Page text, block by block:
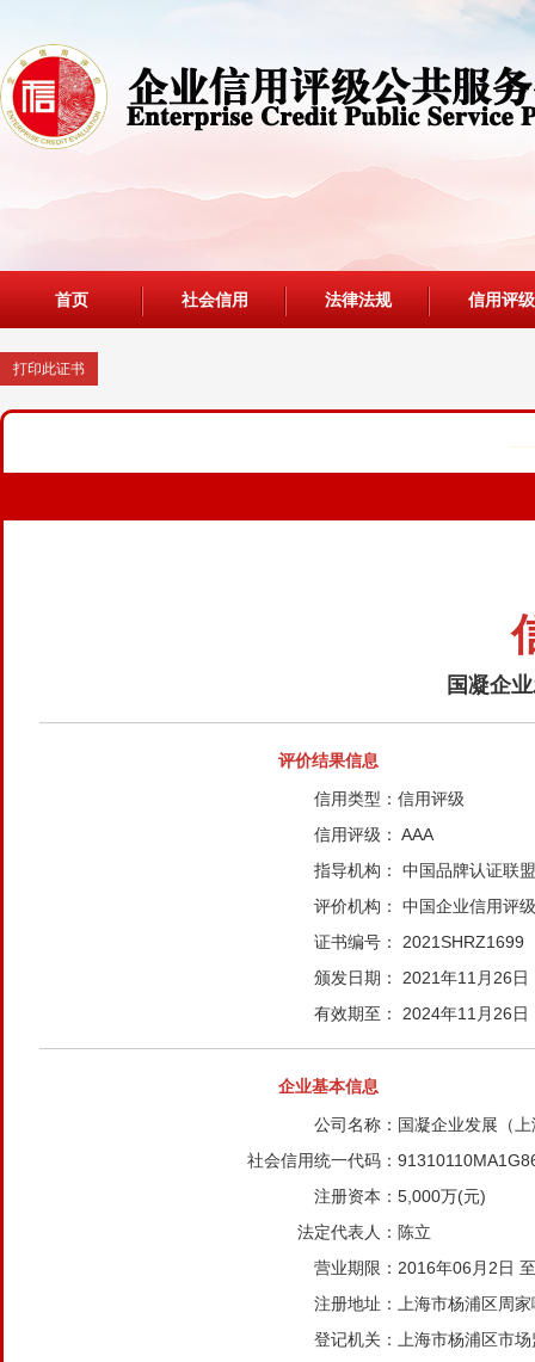
首页 社会信用 法律法规 信用评级
国凝企
评价结果信息
信用类型： 信用评级
信用评级： AAA
指导机构：
中国品牌认证联盟
评价机构：
中国企业信用评
证书编号：
2021SHRZ1699
颁发日期：
2021年11月26日
有效期至：
2024年11月26日
企业基本信息
公司名称： 国凝企业发展（
社会信用统一代码：
注册资本： 5,000万(元)
法定代表人： 陈立
营业期限： 2016年06月2日
注册地址：
上海市杨浦区周
登记机关：
上海市杨浦区市